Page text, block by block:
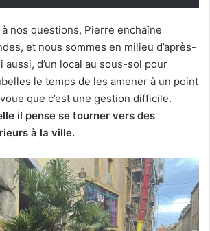
nos questions, Pierre enchaîne
et nous sommes en milieu d’après-
aussi, d’un local au sous-sol pour
le temps de les amener à un point
que c’est une gestion difficile.
il pense se tourner vers des
à la ville.